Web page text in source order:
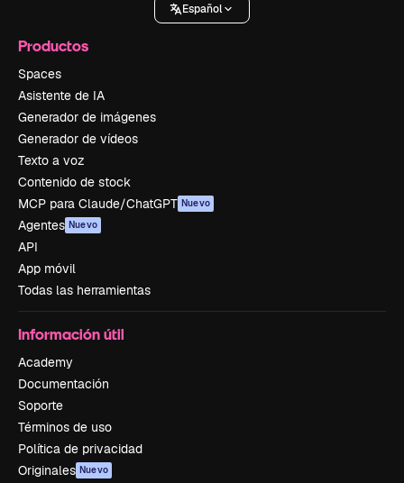
Español
Productos
Spaces
Asistente de IA
Generador de imágenes
Generador de vídeos
Texto a voz
Contenido de stock
MCP para Claude/ChatGPT Nuevo
Agentes Nuevo
API
App móvil
Todas las herramientas
Información útil
Academy
Documentación
Soporte
Términos de uso
Política de privacidad
Originales Nuevo